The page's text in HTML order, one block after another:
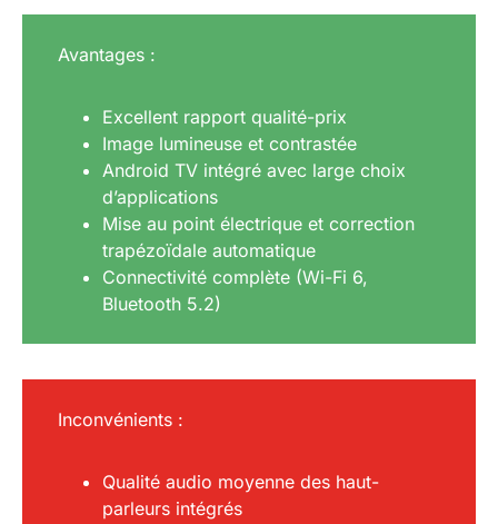
Avantages :
Excellent rapport qualité-prix
Image lumineuse et contrastée
Android TV intégré avec large choix
d’applications
Mise au point électrique et correction
trapézoïdale automatique
Connectivité complète (Wi-Fi 6,
Bluetooth 5.2)
Inconvénients :
Qualité audio moyenne des haut-
parleurs intégrés